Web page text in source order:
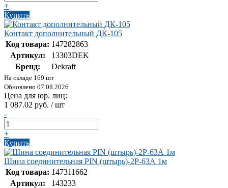
+
Купить
Контакт дополнительный ДК-105
Код товара: 147282863
Артикул:
13303DEK
Бренд:
Dekraft
На складе 169 шт
Обновлено 07.08.2026
Цена для юр. лиц:
1 087.02 руб. / шт
-
+
Купить
Шина соединительная PIN (штырь)-2Р-63А 1м
Код товара: 147311662
Артикул:
143233